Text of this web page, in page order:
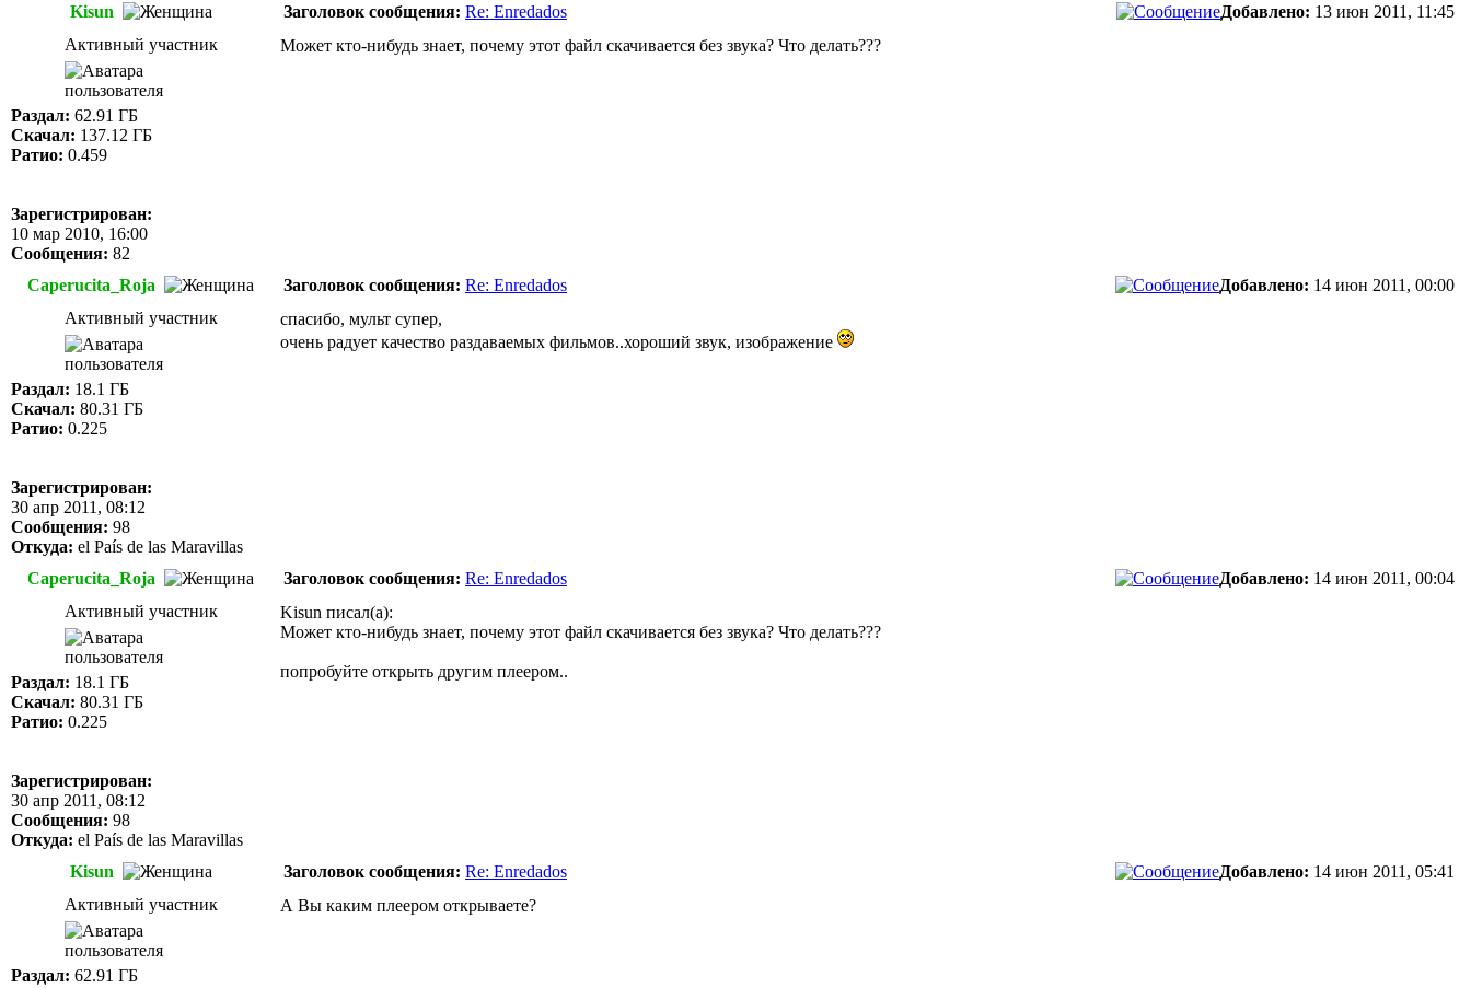
Kisun
Заголовок сообщения: Re: Enredados Добавлено: 13 июн 2011, 11:45
Активный участник
Раздал: 62.91 ГБ
Скачал: 137.12 ГБ
Ратио: 0.459
Зарегистрирован:
10 мар 2010, 16:00
Сообщения: 82
Может кто-нибудь знает, почему этот файл скачивается без звука? Что делать???
Caperucita_Roja Заголовок сообщения: Re: Enredados Добавлено: 14 июн 2011, 00:00
Активный участник
Раздал: 18.1 ГБ
Скачал: 80.31 ГБ
Ратио: 0.225
Зарегистрирован:
30 апр 2011, 08:12
Сообщения: 98
Откуда: el País de las Maravillas
спасибо, мульт супер,
очень радует качество раздаваемых фильмов..хороший звук, изображение
Caperucita_Roja Заголовок сообщения: Re: Enredados Добавлено: 14 июн 2011, 00:04
Активный участник
Раздал: 18.1 ГБ
Скачал: 80.31 ГБ
Ратио: 0.225
Зарегистрирован:
30 апр 2011, 08:12
Сообщения: 98
Откуда: el País de las Maravillas
Kisun писал(а):
Может кто-нибудь знает, почему этот файл скачивается без звука? Что делать???
попробуйте открыть другим плеером..
Kisun Заголовок сообщения: Re: Enredados Добавлено: 14 июн 2011, 05:41
Активный участник
Раздал: 62.91 ГБ
А Вы каким плеером открываете?